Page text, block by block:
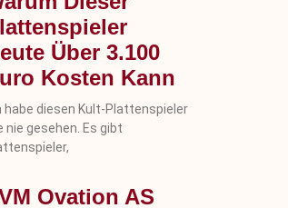
Über 3.100
Kosten Kann
habe diesen Kult-Plattenspieler
nie gesehen. Es gibt
Ovation AS